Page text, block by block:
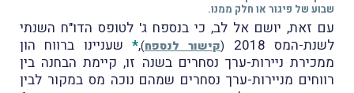
שבוע של פיגור או חלק ממנו.
עם זאת, יושם אל לב, כי בנספח ג' לטופס הדו"ח השנתי
לשנת-המס 2018
(קישור לנספח)
,
* שעניינו ברווח הון
ממכירת ניירות-ערך נסחרים בשנה זו, קיימת הבחנה בין
רווחים מניירות-ערך נסחרים שמהם נוכה מס במקור לבין